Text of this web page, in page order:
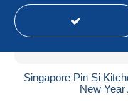
Singapore Pin Si
New